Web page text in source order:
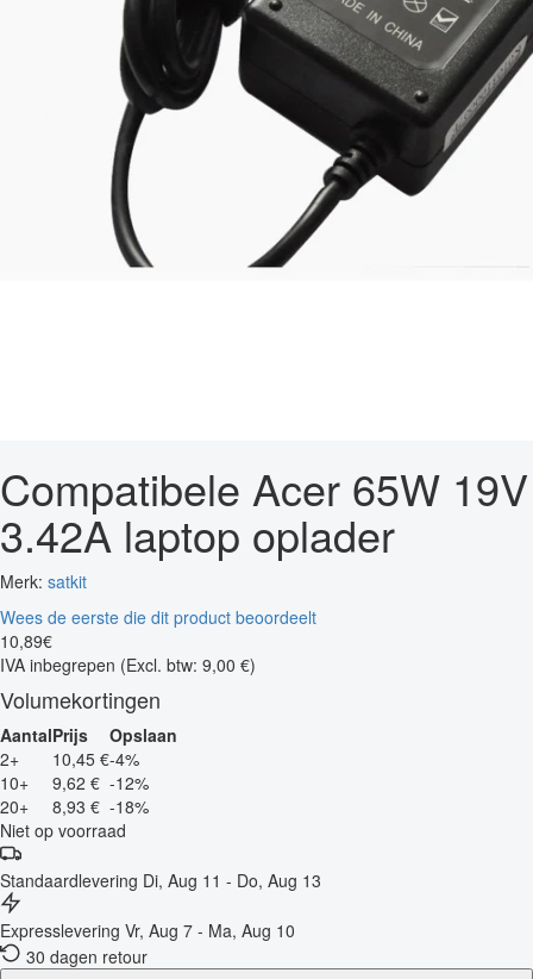
Compatibele Acer 65W 19V
3.42A laptop oplader
Merk: satkit
Wees de eerste die dit product beoordeelt
10,89€
IVA inbegrepen (Excl. btw: 9,00 €)
Volumekortingen
AantalPrijs
Opslaan
2+
10,45 €-4%
10+
9,62 € -12%
20+
8,93 € -18%
Niet op voorraad
Standaardlevering Di, Aug 11 - Do, Aug 13
Expresslevering Vr, Aug 7 - Ma, Aug 10
30 dagen retour